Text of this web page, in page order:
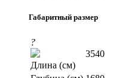
Габаритный размер
?
Длина (см)
3540